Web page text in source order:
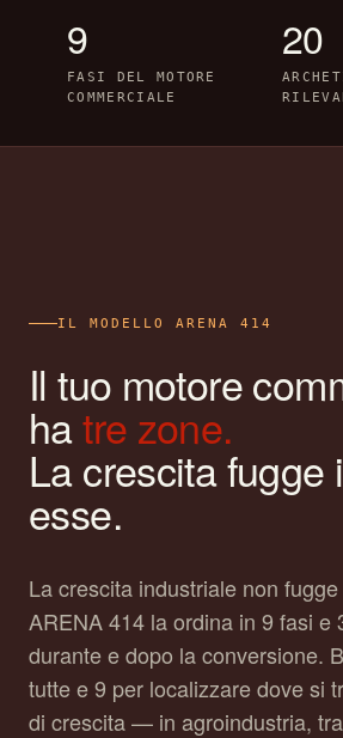
9
FASI DEL MOTORE
COMMERCIALE
20
IL MODELLO ARENA 414
Il tuo motore
hatre zone.
La crescita fugge
esse.
La crescita industriale non
ARENA 414 la ordina in 9 fasi e
durante e dopo la conversione.
tutte e 9 per localizzare dove si
di crescita — in agroindustria,